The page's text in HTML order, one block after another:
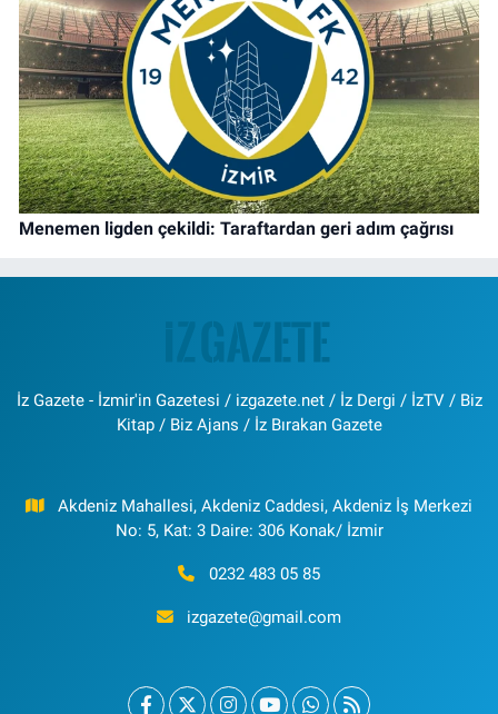
Menemen ligden çekildi: Taraftardan geri adım çağrısı
İz Gazete - İzmir'in Gazetesi / izgazete.net / İz Dergi / İzTV / Biz
Kitap / Biz Ajans / İz Bırakan Gazete
Akdeniz Mahallesi, Akdeniz Caddesi, Akdeniz İş Merkezi
No: 5, Kat: 3 Daire: 306 Konak/ İzmir
0232 483 05 85
izgazete@gmail.com